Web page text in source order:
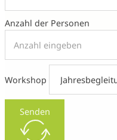
Anzahl der Personen
Workshop
Senden